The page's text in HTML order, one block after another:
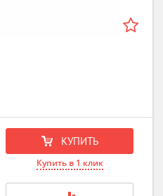
КУПИТЬ
Купить в 1 клик